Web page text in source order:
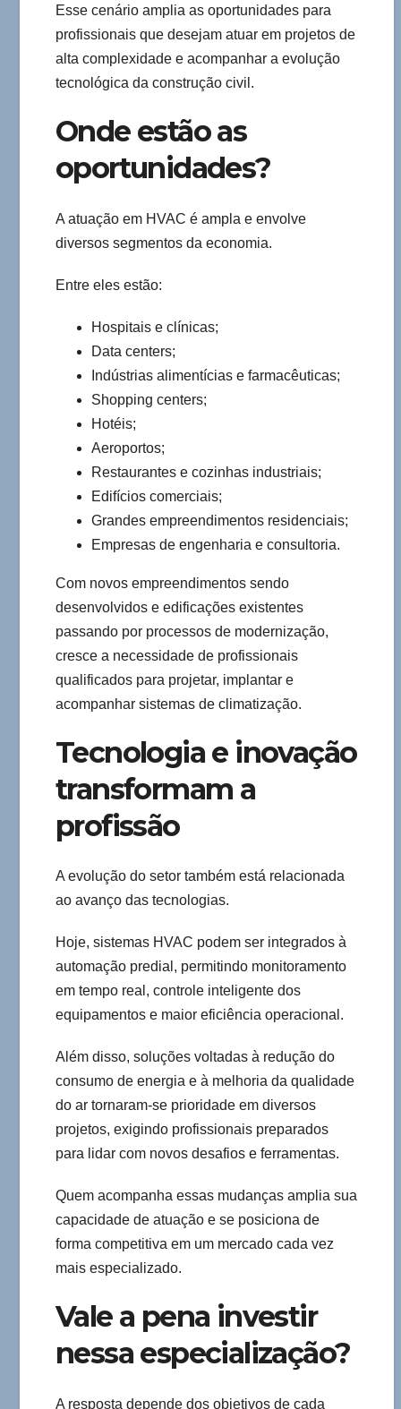
Esse cenário amplia as oportunidades para
profissionais que desejam atuar em projetos de
alta complexidade e acompanhar a evolução
tecnológica da construção civil.
Onde estão as
oportunidades?
A atuação em HVAC é ampla e envolve
diversos segmentos da economia.
Entre eles estão:
Hospitais e clínicas;
Data centers;
Indústrias alimentícias e farmacêuticas;
Shopping centers;
Hotéis;
Aeroportos;
Restaurantes e cozinhas industriais;
Edifícios comerciais;
Grandes empreendimentos residenciais;
Empresas de engenharia e consultoria.
Com novos empreendimentos sendo
desenvolvidos e edificações existentes
passando por processos de modernização,
cresce a necessidade de profissionais
qualificados para projetar, implantar e
acompanhar sistemas de climatização.
Tecnologia e inovação
transformam a
profissão
A evolução do setor também está relacionada
ao avanço das tecnologias.
Hoje, sistemas HVAC podem ser integrados à
automação predial, permitindo monitoramento
em tempo real, controle inteligente dos
equipamentos e maior eficiência operacional.
Além disso, soluções voltadas à redução do
consumo de energia e à melhoria da qualidade
do ar tornaram-se prioridade em diversos
projetos, exigindo profissionais preparados
para lidar com novos desafios e ferramentas.
Quem acompanha essas mudanças amplia sua
capacidade de atuação e se posiciona de
forma competitiva em um mercado cada vez
mais especializado.
Vale a pena investir
nessa especialização?
A resposta depende dos objetivos de cada